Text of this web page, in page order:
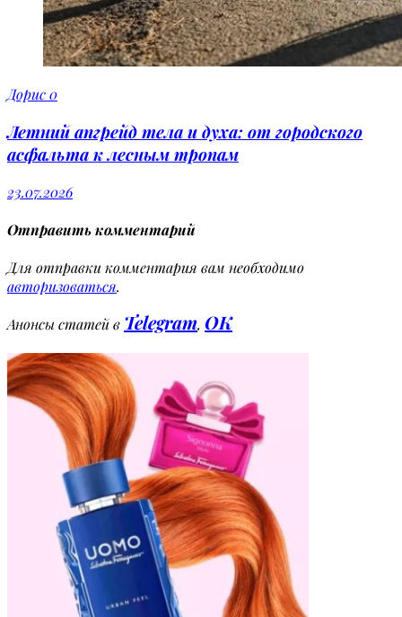
Дорис0
Летний апгрейд тела и духа: от городского
асфальта к лесным тропам
23.07.2026
Отправить комментарий
Для отправки комментария вам необходимо
авторизоваться.
Анонсы статей в Telegram, OK